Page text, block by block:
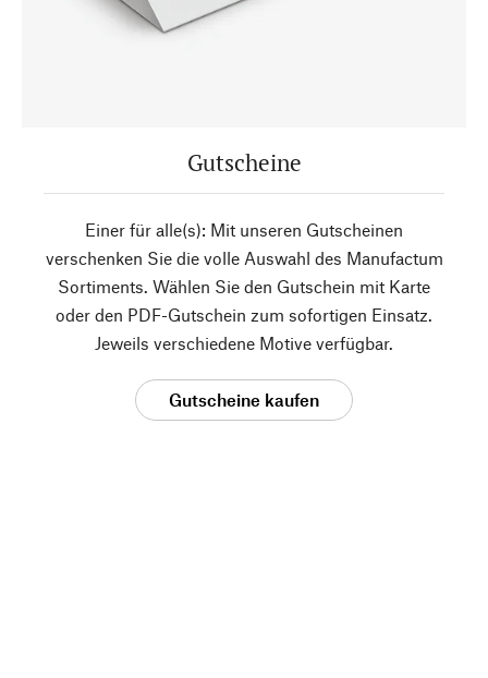
Gutscheine
Einer für alle(s): Mit unseren Gutscheinen
verschenken Sie die volle Auswahl des Manufactum
Sortiments. Wählen Sie den Gutschein mit Karte
oder den PDF-Gutschein zum sofortigen Einsatz.
Jeweils verschiedene Motive verfügbar.
Gutscheine kaufen